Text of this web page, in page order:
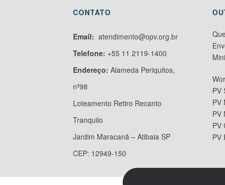
CONTATO
Email: atendimento@opv.org.br
Telefone: +55 11 2119-1400
Endereço: Alameda Periquitos,
nº98
Loteamento Retiro Recanto
Tranquilo
Jardim Maracanã – Atibaia SP
CEP: 12949-150
PV
PV
PV
PV
PV